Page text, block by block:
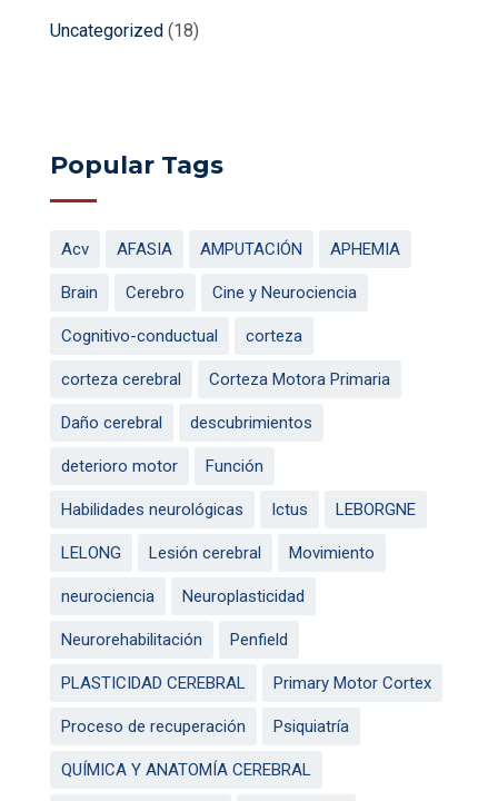
Uncategorized (18)
Popular Tags
Acv AFASIA AMPUTACIÓN APHEMIA
Brain Cerebro Cine y Neurociencia
Cognitivo-conductual corteza
corteza cerebral Corteza Motora Primaria
Daño cerebral descubrimientos
deterioro motor Función
Habilidades neurológicas Ictus LEBORGNE
LELONG Lesión cerebral Movimiento
neurociencia Neuroplasticidad
Neurorehabilitación Penfield
PLASTICIDAD CEREBRAL Primary Motor Cortex
Proceso de recuperación Psiquiatría
QUÍMICA Y ANATOMÍA CEREBRAL